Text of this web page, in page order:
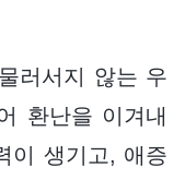
러서지 않는 우
환난을 이겨내
이 생기고, 애증